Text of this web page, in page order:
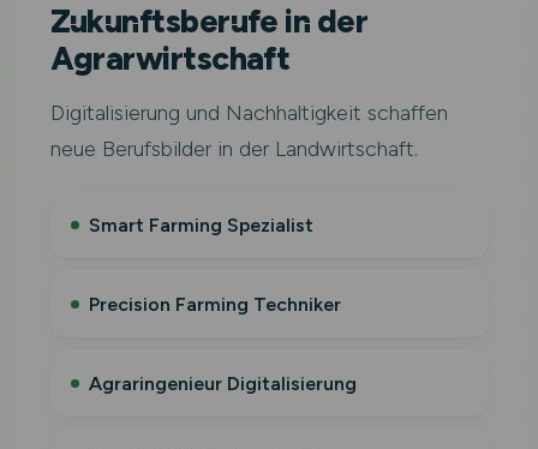
Zukunftsberufe in der
Agrarwirtschaft
Digitalisierung und Nachhaltigkeit schaffen
neue Berufsbilder in der Landwirtschaft.
Smart Farming Spezialist
Precision Farming Techniker
Agraringenieur Digitalisierung